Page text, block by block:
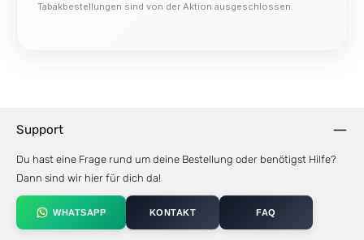
Tabakbestellungen sind von der Aktion ausgeschlossen.
Support
Du hast eine Frage rund um deine Bestellung oder benötigst Hilfe?
Dann sind wir hier für dich da!
WHATSAPP KONTAKT FAQ